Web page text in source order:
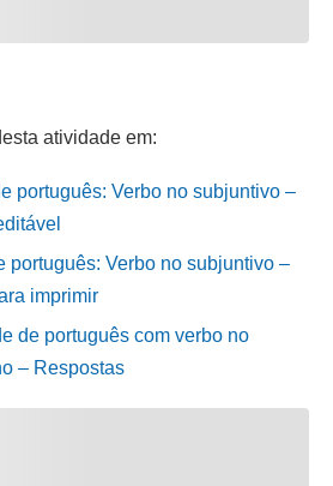
atividade em:
português: Verbo no subjuntivo –
português: Verbo no subjuntivo –
imprimir
de português com verbo no
– Respostas